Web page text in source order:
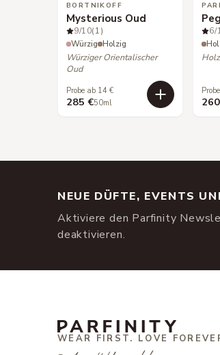
BORTNIKOFF
Mysterious Oud
9/10(1)
Würzig Holzig
Würziger Orientalischer
Oud
Probe ab 14 €
285 €50ml
6/
NEUE DÜFTE, EVENTS
Aktiviere den Parfinity
deaktivieren.
WEAR FIRST. LOVE